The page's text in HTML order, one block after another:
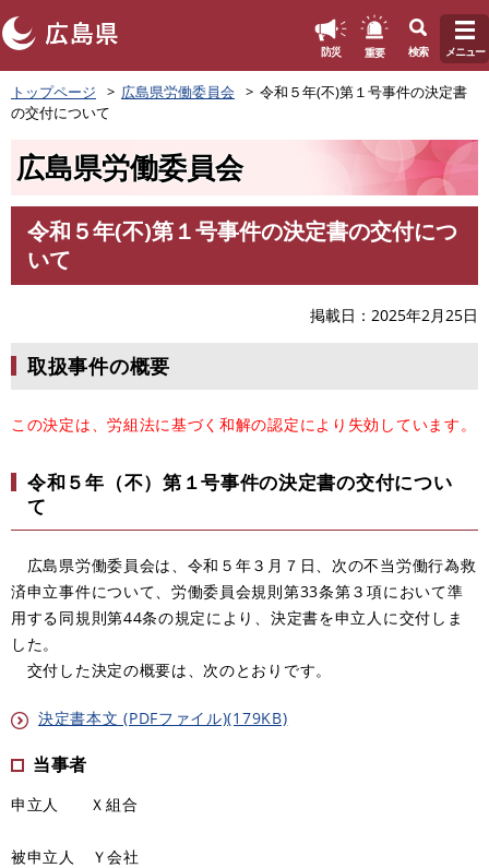
ペ
ー
ジ
防災 重要 検索 メニュー
トップページ 広島県労働委員会
令和５年(不)第１号事件の決定書
の交付について
広島県労働委員会
令和５年(不)第１号事件の決定書の交付につ
いて
掲載日 2025年2月25日
取扱事件の概要
この決定は、労組法に基づく和解の認定により失効しています。
令和５年（不）第１号事件の決定書の交付につい
て
広島県労働委員会は、令和５年３月７日、次の不当労働行為救
済申立事件について、労働委員会規則第33条第３項において準
用する同規則第44条の規定により、決定書を申立人に交付しま
した。
交付した決定の概要は、次のとおりです。
決定書本文 (PDFファイル)(179KB)
当事者
申立人 Ｘ組合
被申立人 Ｙ会社